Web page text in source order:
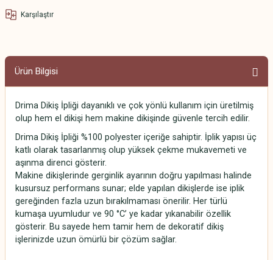
Karşılaştır
Ürün Bilgisi
Drima Dikiş İpliği dayanıklı ve çok yönlü kullanım için üretilmiş
olup hem el dikişi hem makine dikişinde güvenle tercih edilir.
Drima Dikiş İpliği %100 polyester içeriğe sahiptir. İplik yapısı üç
katlı olarak tasarlanmış olup yüksek çekme mukavemeti ve
aşınma direnci gösterir.
Makine dikişlerinde gerginlik ayarının doğru yapılması halinde
kusursuz performans sunar; elde yapılan dikişlerde ise iplik
gereğinden fazla uzun bırakılmaması önerilir. Her türlü
kumaşa uyumludur ve 90 °C’ ye kadar yıkanabilir özellik
gösterir. Bu sayede hem tamir hem de dekoratif dikiş
işlerinizde uzun ömürlü bir çözüm sağlar.